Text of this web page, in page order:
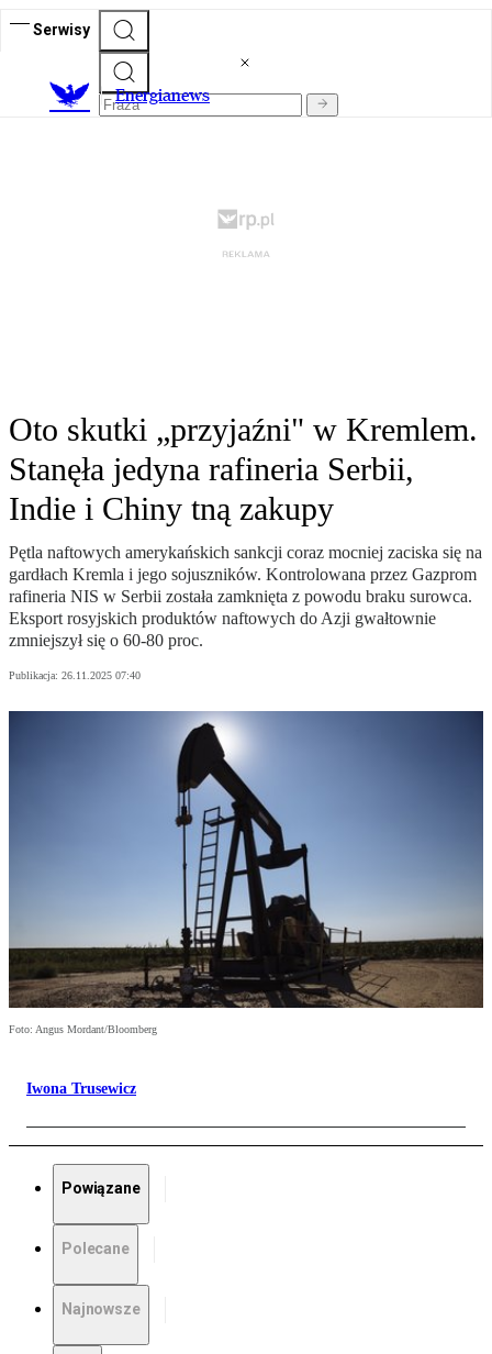
Serwisy
Energianews
Oto skutki „przyjaźni" w Kremlem.
Stanęła jedyna rafineria Serbii,
Indie i Chiny tną zakupy
Pętla naftowych amerykańskich sankcji coraz mocniej zaciska się na
gardłach Kremla i jego sojuszników. Kontrolowana przez Gazprom
rafineria NIS w Serbii została zamknięta z powodu braku surowca.
Eksport rosyjskich produktów naftowych do Azji gwałtownie
zmniejszył się o 60-80 proc.
Publikacja: 26.11.2025 07:40
Foto: Angus Mordant/Bloomberg
Iwona Trusewicz
Powiązane
Polecane
Najnowsze